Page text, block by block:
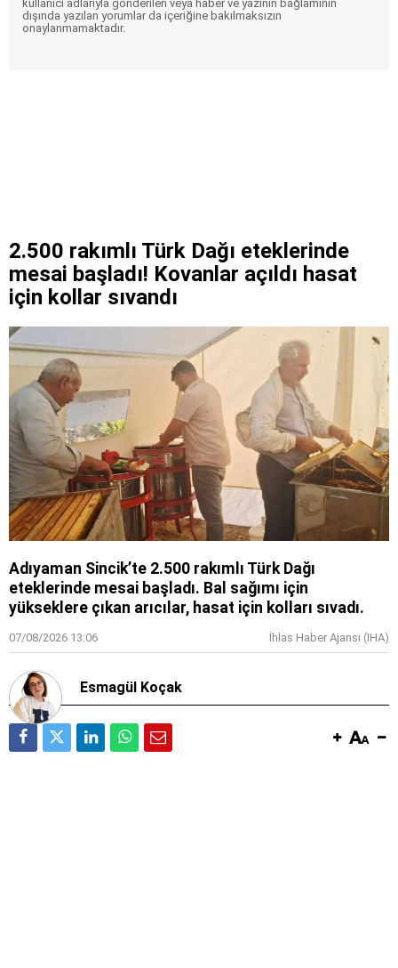
kullanıcı adlarıyla gönderilen veya haber ve yazının bağlamının
dışında yazılan yorumlar da içeriğine bakılmaksızın
onaylanmamaktadır.
2.500 rakımlı Türk Dağı eteklerinde
mesai başladı! Kovanlar açıldı hasat
için kollar sıvandı
Adıyaman Sincik’te 2.500 rakımlı Türk Dağı
eteklerinde mesai başladı. Bal sağımı için
yükseklere çıkan arıcılar, hasat için kolları sıvadı.
07/08/2026 13:06 İhlas Haber Ajansı (IHA)
Esmagül Koçak